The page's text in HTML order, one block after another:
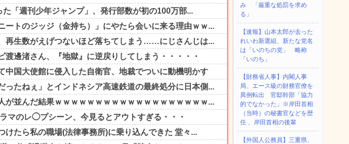
み 「厳重な処罰を求め
る」
【速報】山本太郎が去った
れいわ新選組、新たな党名
は「いのちの党」 略称
「いのち」
【財務省人事】内閣人事
局、エース級の財務官僚を
異例転出 官邸幹部「協力
的でなかった」※岸田首相
（当時）の秘書官などを歴
任 、岸田首相の後輩
【外国人公務員】三重県、